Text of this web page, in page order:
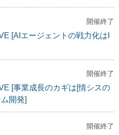
開催終了
[AIエージェントの戦力化はI
開催終了
[事業成長のカギは[情シスの
開発]
開催終了